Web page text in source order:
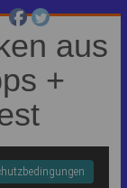
aus
+